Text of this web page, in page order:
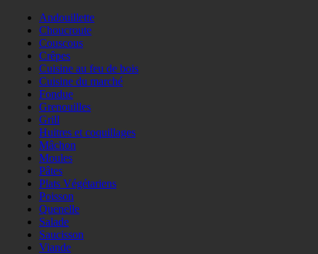
Andouillette
Choucroute
Couscous
Crêpes
Cuisine au feu de bois
Cuisine du marché
Fondue
Grenouilles
Grill
Huitres et coquillages
Mâchon
Moules
Pâtes
Plats Végétariens
Poisson
Quenelle
Salade
Saucisson
Viande